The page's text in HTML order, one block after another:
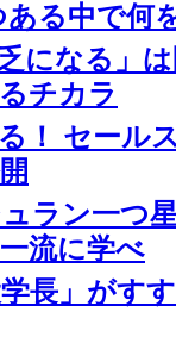
る中で何
になる」
チカラ
！ セール
ラン一つ
流に学べ
長」がす